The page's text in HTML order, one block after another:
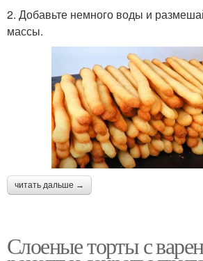
2. Добавьте немного воды и
массы.
читать дальше →
Слоеные торты с